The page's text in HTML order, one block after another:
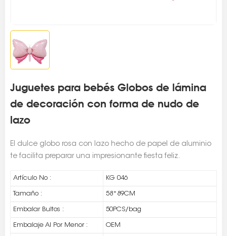
Juguetes para bebés Globos de lámina
de decoración con forma de nudo de
lazo
El dulce globo rosa con lazo hecho de papel de aluminio
te facilita preparar una impresionante fiesta feliz.
Artículo No : KG 046
Tamaño : 58*89CM
Embalar Bultos : 50PCS/bag
Embalaje Al Por Menor : OEM